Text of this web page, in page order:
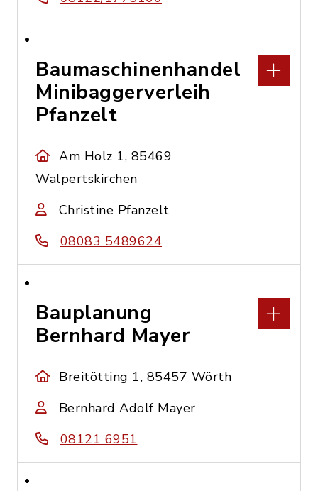
Baumaschinenhandel
Minibaggerverleih
Pfanzelt
Am Holz 1, 85469
Walpertskirchen
Christine Pfanzelt
08083 5489624
Bauplanung
Bernhard Mayer
Breitötting 1, 85457 Wörth
Bernhard Adolf Mayer
08121 6951